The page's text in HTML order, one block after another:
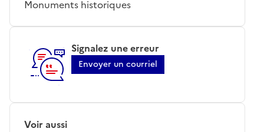
Monuments historiques
Signalez une erreur
Envoyer un courriel
Voir aussi